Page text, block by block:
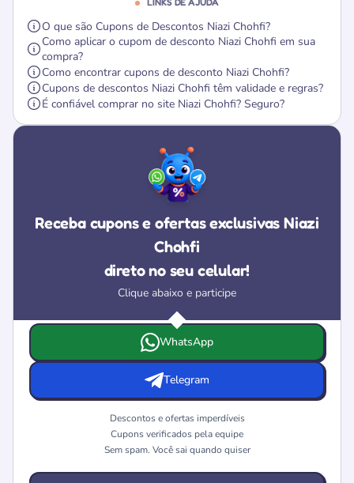
O que são Cupons de Descontos Niazi Chohfi?
Como aplicar o cupom de desconto Niazi Chohfi em sua
compra?
Como encontrar cupons de desconto Niazi Chohfi?
Cupons de descontos Niazi Chohfi têm validade e regras?
É confiável comprar no site Niazi Chohfi? Seguro?
Receba cupons e ofertas exclusivas Niazi
Chohfi
direto no seu celular!
Clique abaixo e participe
Escolha onde deseja receber as ofertas e cupons da
WhatsApp
Telegram
Descontos e ofertas imperdíveis
Cupons verificados pela equipe
Sem spam. Você sai quando quiser